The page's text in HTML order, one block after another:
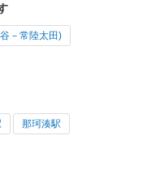
－常陸太田)
那珂湊駅